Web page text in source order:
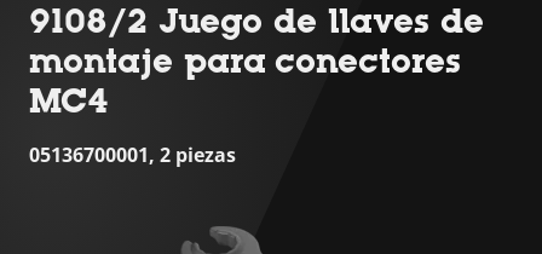
9108/2 Juego de llaves de
montaje para conectores
MC4
05136700001, 2 piezas